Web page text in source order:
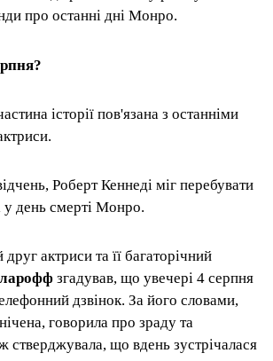
про останні дні Монро.
історії пов'язана з останніми
Роберт Кеннеді міг перебувати
день смерті Монро.
актриси та її багаторічний
згадував, що увечері 4 серпня
дзвінок. За його словами,
говорила про зраду та
стверджувала, що вдень зустрічалася